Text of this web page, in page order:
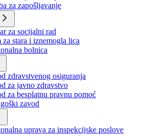
za odnose s javnošću
za zajedničke poslove
za zapošljavanje
za socijalni rad
stara i iznemogla lica
bolnica
zdravstvenog osiguranja
za javno zdravstvo
za besplatnu pravnu pomoć
zavod